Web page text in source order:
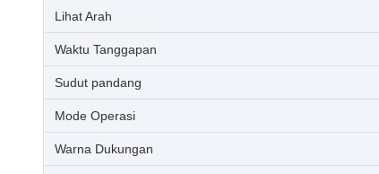
Lihat Arah
Waktu Tanggapan
Sudut pandang
Mode Operasi
Warna Dukungan